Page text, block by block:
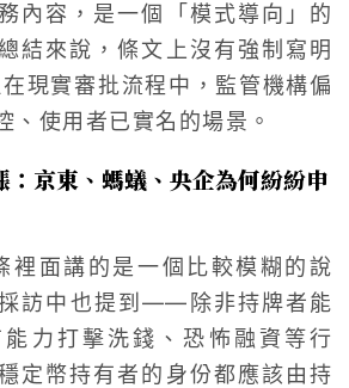
內容，是一個「模式導向」的
結來說，條文上沒有強制寫明
現實審批流程中，監管機構偏
、使用者已實名的場景。
：京東、螞蟻、央企為何紛紛申
裡面講的是一個比較模糊的說
訪中也提到——除非持牌者能
力打擊洗錢、恐怖融資等行
定幣持有者的身份都應該由持